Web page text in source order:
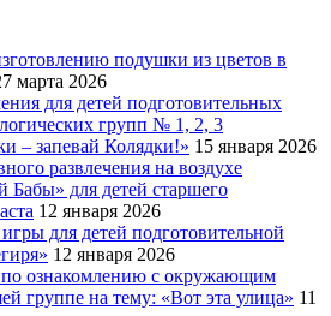
подушки из цветов в
марта 2026
для детей подготовительных
групп № 1, 2, 3
– запевай Колядки!» 15 января 2026
развлечения на воздухе
Бабы» для детей старшего
12 января 2026
для детей подготовительной
12 января 2026
по ознакомлению с окружающим
группе на тему: «Вот эта улица» 11